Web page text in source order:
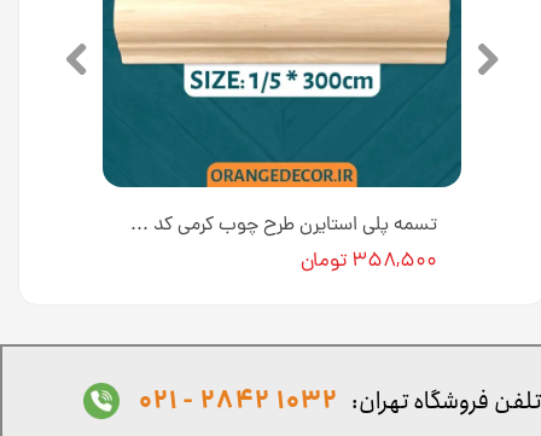
تسمه پلی استایرن طرح چوب کرمی کد ۱۰۲-Fi8 عرض ۱/۵ سانت [انبار تهران]
۳۵۸,۵۰۰ تومان
تلفن فروشگاه تهران: 1032 2842 - 021